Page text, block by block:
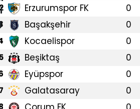
Erzurumspor FK 0
Başakşehir 0
Kocaelispor 0
Beşiktaş 0
Eyüpspor 0
Galatasaray 0